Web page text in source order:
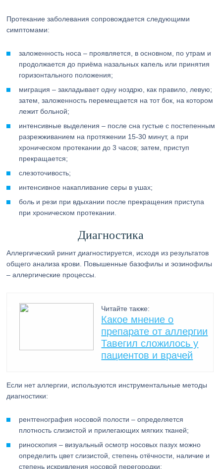
Протекание заболевания сопровождается следующими
симптомами:
заложенность носа – проявляется, в основном, по утрам и
продолжается до приёма назальных капель или принятия
горизонтального положения;
миграция – закладывает одну ноздрю, как правило, левую;
затем, заложенность перемещается на тот бок, на котором
лежит больной;
интенсивные выделения – после сна густые с постепенным
разрежживанием на протяжении 15-30 минут, а при
хроническом протекании до 3 часов; затем, приступ
прекращается;
слезоточивость;
интенсивное накапливание серы в ушах;
боль и рези при вдыхании после прекращения приступа
при хроническом протекании.
Диагностика
Аллергический ринит диагностируется, исходя из результатов
общего анализа крови. Повышенные базофилы и эозинофилы
– аллергические процессы.
Читайте также:
Какое мнение о
препарате от аллергии
Тавегил сложилось у
пациентов и врачей
Если нет аллергии, используются инструментальные методы
диагностики:
рентгенография носовой полости – определяется
плотность слизистой и прилегающих мягких тканей;
риноскопия – визуальный осмотр носовых пазух можно
определить цвет слизистой, степень отёчности, наличие и
степень искривления носовой перегородки;